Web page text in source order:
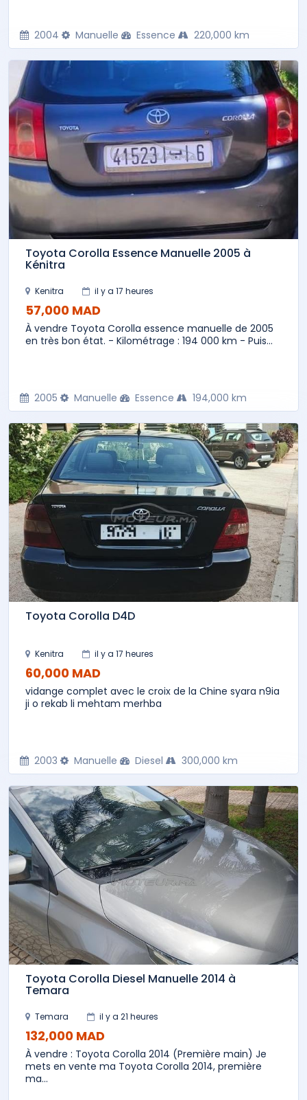
2004 Manuelle Essence 220,000 km
Toyota Corolla Essence Manuelle 2005 à
Kénitra
Kenitra il y a 17 heures
57,000 MAD
À vendre Toyota Corolla essence manuelle de 2005
en très bon état. - Kilométrage : 194 000 km - Puis...
2005 Manuelle Essence 194,000 km
Toyota Corolla D4D
Kenitra il y a 17 heures
60,000 MAD
vidange complet avec le croix de la Chine syara n9ia
ji o rekab li mehtam merhba
2003 Manuelle Diesel 300,000 km
Toyota Corolla Diesel Manuelle 2014 à
Temara
Temara il y a 21 heures
132,000 MAD
À vendre : Toyota Corolla 2014 (Première main) Je
mets en vente ma Toyota Corolla 2014, première
ma...